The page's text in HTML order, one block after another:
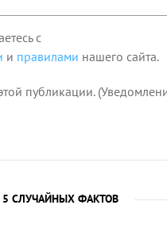
с
и правилами нашего сайта.
публикации.
5 СЛУЧАЙНЫХ ФАКТОВ